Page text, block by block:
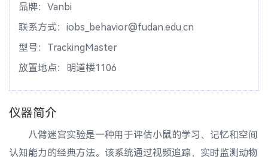
品牌：Vanbi
联系方式：iobs_behavior@fudan.edu.cn
型号：TrackingMaster
放置地点：明道楼1106
仪器简介
八臂迷宫实验是一种用于评估小鼠的学习、记忆和空间
认知能力的经典方法。该系统通过视频追踪，实时监测动物